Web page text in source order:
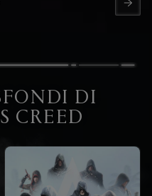
DI
CREED